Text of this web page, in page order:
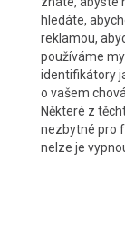
hledáte,
reklamou,
používáme
identifikátory
o vašem
Některé z
nezbytné pro
nelze je